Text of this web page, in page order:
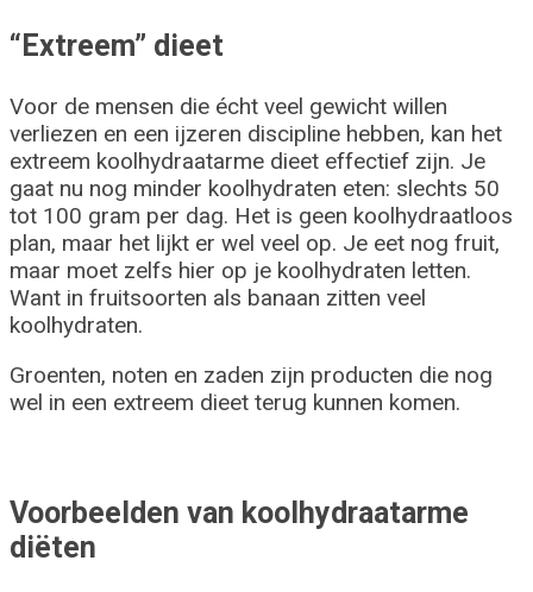
“Extreem” dieet
Voor de mensen die écht veel gewicht willen
verliezen en een ijzeren discipline hebben, kan het
extreem koolhydraatarme dieet effectief zijn. Je
gaat nu nog minder koolhydraten eten: slechts 50
tot 100 gram per dag. Het is geen koolhydraatloos
plan, maar het lijkt er wel veel op. Je eet nog fruit,
maar moet zelfs hier op je koolhydraten letten.
Want in fruitsoorten als banaan zitten veel
koolhydraten.
Groenten, noten en zaden zijn producten die nog
wel in een extreem dieet terug kunnen komen.
Voorbeelden van koolhydraatarme
diëten